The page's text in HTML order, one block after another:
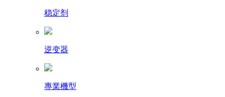
稳定剂
逆变器
專業機型